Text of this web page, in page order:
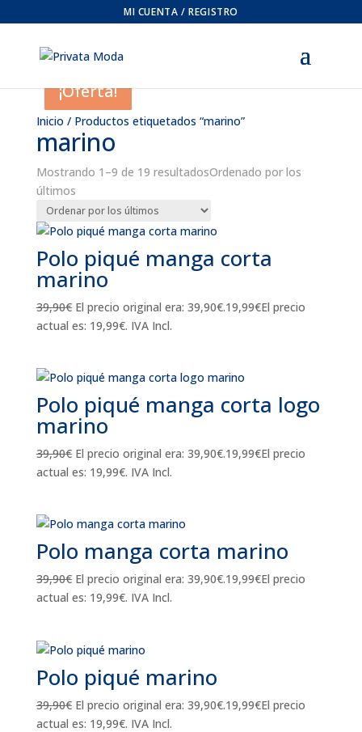
MI CUENTA / REGISTRO
Inicio / Productos etiquetados “marino”
marino
Mostrando 1–9 de 19 resultadosOrdenado por los
últimos
¡Oferta!
Polo piqué manga corta
marino
39,90€ El precio original era: 39,90€.19,99€El precio
actual es: 19,99€. IVA Incl.
¡Oferta!
Polo piqué manga corta logo
marino
39,90€ El precio original era: 39,90€.19,99€El precio
actual es: 19,99€. IVA Incl.
¡Oferta!
Polo manga corta marino
39,90€ El precio original era: 39,90€.19,99€El precio
actual es: 19,99€. IVA Incl.
¡Oferta!
Polo piqué marino
39,90€ El precio original era: 39,90€.19,99€El precio
actual es: 19,99€. IVA Incl.
¡Oferta!
¡Oferta!
¡Oferta!